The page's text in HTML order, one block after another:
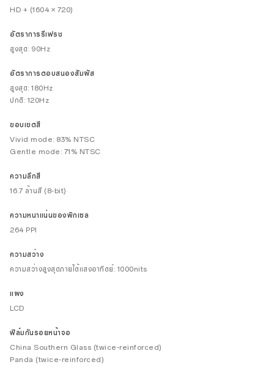
HD + (1604 × 720)
อัตราการรีเฟรช
สูงสุด: 90Hz
อัตราการตอบสนองสัมผัส
สูงสุด: 180Hz
ปกติ: 120Hz
ขอบเขตสี
Vivid mode: 83% NTSC
Gentle mode: 71% NTSC
ความลึกสี
16.7 ล้านสี (8-bit)
ความหนาแน่นของพิกเซล
264 PPI
ความสว่าง
ความสว่างสูงสุดภายใต้แสงอาทิตย์: 1000nits
แผง
LCD
ฟิล์มกันรอยหน้าจอ
China Southern Glass (twice-reinforced)
Panda (twice-reinforced)